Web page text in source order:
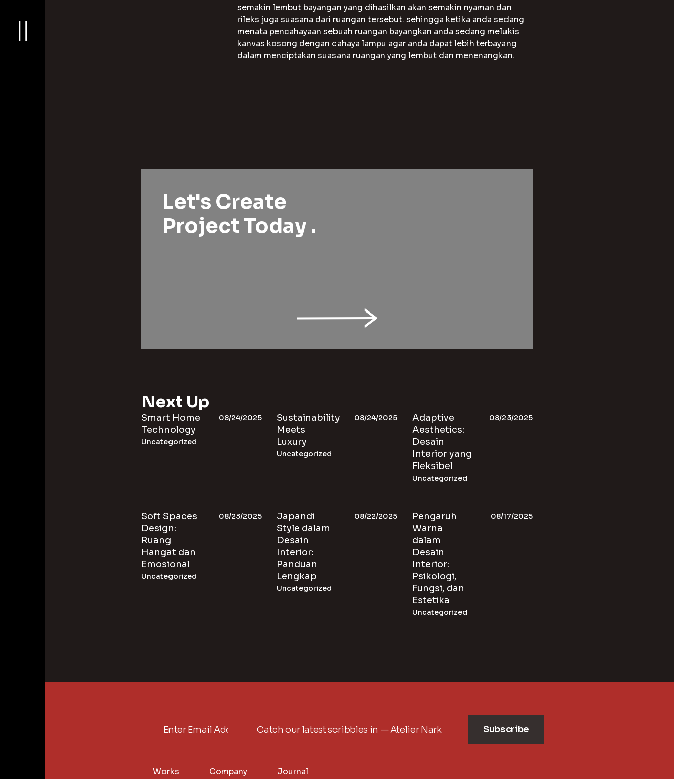
semakin lembut bayangan yang dihasilkan akan semakin nyaman dan
rileks juga suasana dari ruangan tersebut. sehingga ketika anda sedang
menata pencahayaan sebuah ruangan bayangkan anda sedang melukis
kanvas kosong dengan cahaya lampu agar anda dapat lebih terbayang
dalam menciptakan suasana ruangan yang lembut dan menenangkan.
Let's Create
Project Today .
Next Up
Smart Home
Technology
Uncategorized
08/24/2025
Sustainability
Meets
Luxury
Uncategorized
08/24/2025
Adaptive
Aesthetics:
Desain
Interior yang
Fleksibel
Uncategorized
08/23/2025
Soft Spaces
Design:
Ruang
Hangat dan
Emosional
Uncategorized
08/23/2025
Japandi
Style dalam
Desain
Interior:
Panduan
Lengkap
Uncategorized
08/22/2025
Pengaruh
Warna
dalam
Desain
Interior:
Psikologi,
Fungsi, dan
Estetika
Uncategorized
08/17/2025
Catch our latest scribbles in — Atelier Nark Subscribe
Works Company Journal